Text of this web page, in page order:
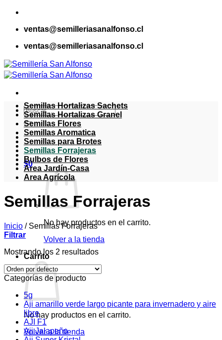
Saltar
contenidoventas@semilleriasanalfonso.cl
ventas@semilleriasanalfonso.cl
Buscar
por:
$0
No hay productos en el carrito.
Volver a la tienda
Carrito
No hay productos en el carrito.
Volver a la tienda
Semillas Hortalizas Sachets
Semillas Hortalizas Granel
Semillas Flores
Semillas Aromatica
Semillas para Brotes
Semillas Forrajeras
Bulbos de Flores
Area Jardín-Casa
Area Agrícola
Semillas Forrajeras
Inicio /Semillas Forrajeras
Filtrar
Mostrando los 2 resultados
Categorías de producto
5g
Aji amarillo verde largo picante para invernadero y aire
libre
AJI F1
Aji Jalapeño